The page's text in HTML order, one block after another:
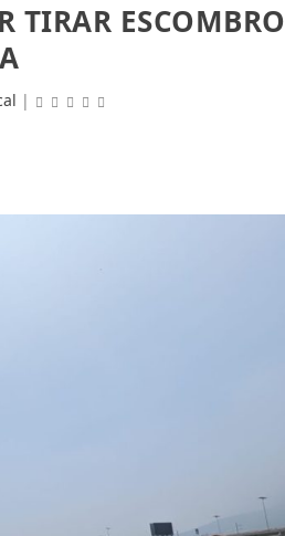
TIRAR ESCOMBRO
|